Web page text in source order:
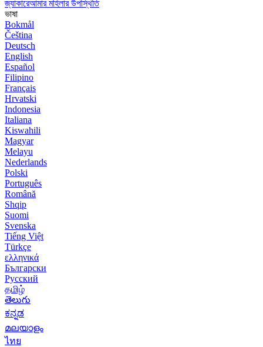
জ্যাকারেআমার মহিলার উপস্থিতি
ভাষা
Bokmål
Čeština
Deutsch
English
Español
Filipino
Français
Hrvatski
Indonesia
Italiana
Kiswahili
Magyar
Melayu
Nederlands
Polski
Português
Română
Shqip
Suomi
Svenska
Tiếng Việt
Türkçe
ελληνικά
Български
Русский
தமிழ்
తెలుగు
ಕನ್ನಡ
മലയാളം
ไทย